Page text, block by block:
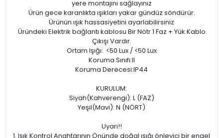
yere montajını sağlayınız
Ürün gece karanlıkta ışıkları yakar gündüz söndürür.
Ürünün ışık hassasiyetini ayarlabilirsiniz
Üründeki Elektrik bağlantı kablosu Bir Nötr 1 Faz + Yük Kablo
Çıkışı Vardır.
Ortam Işığı: <50 Lux / <50 Lux
Koruma Sınıfı:II
Koruma Derecesi:IP44
KURULUM:
Siyah(Kahverengi): L (FAZ)
Yeşil(Mavi): N (NÖRT)
Uyarı!!
1. Işık Kontrol Anahtarının Önünde doğal ışığı önleyici bir engel